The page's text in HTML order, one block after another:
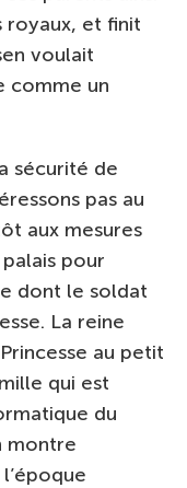
royaux, et finit
voulait
comme un
sécurité de
pas au
aux mesures
pour
dont le soldat
La reine
au petit
qui est
du
montre